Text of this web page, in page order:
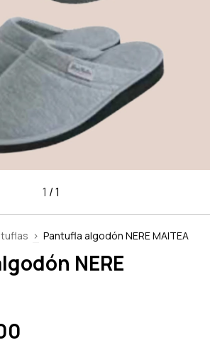
1 /1
> Pantufla algodón NERE MAITEA
NERE